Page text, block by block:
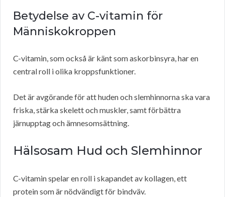
Betydelse av C-vitamin för
Människokroppen
C-vitamin, som också är känt som askorbinsyra, har en
central roll i olika kroppsfunktioner.
Det är avgörande för att huden och slemhinnorna ska vara
friska, stärka skelett och muskler, samt förbättra
järnupptag och ämnesomsättning.
Hälsosam Hud och Slemhinnor
C-vitamin spelar en roll i skapandet av kollagen, ett
protein som är nödvändigt för bindväv.